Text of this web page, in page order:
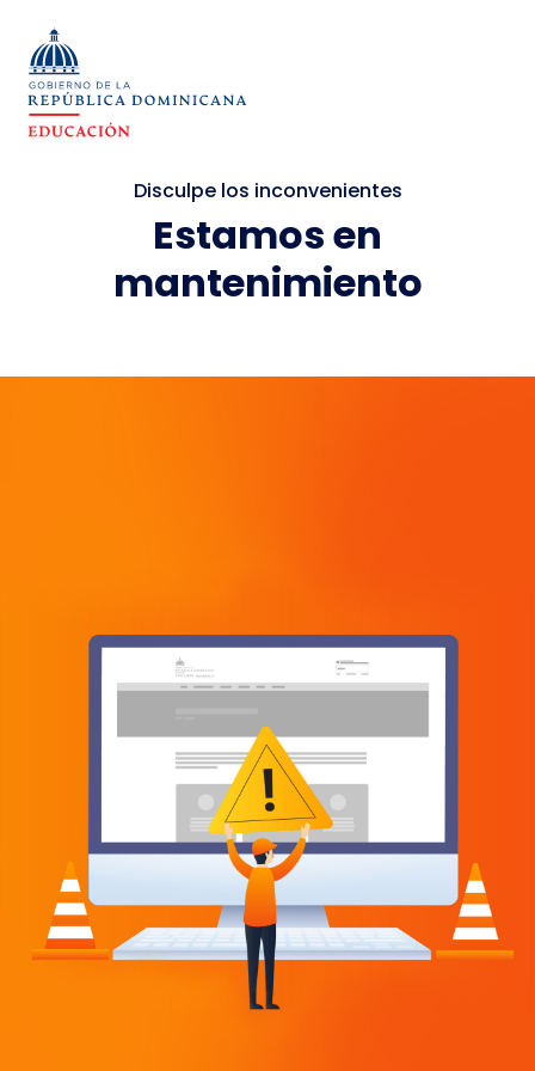
Disculpe los inconvenientes
Estamos en
mantenimiento